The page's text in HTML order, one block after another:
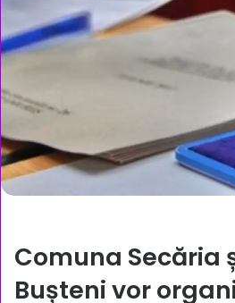
Comuna Secăria
Bușteni vor